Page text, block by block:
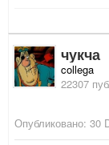
чукча
collega
22307
Опубликовано: 30